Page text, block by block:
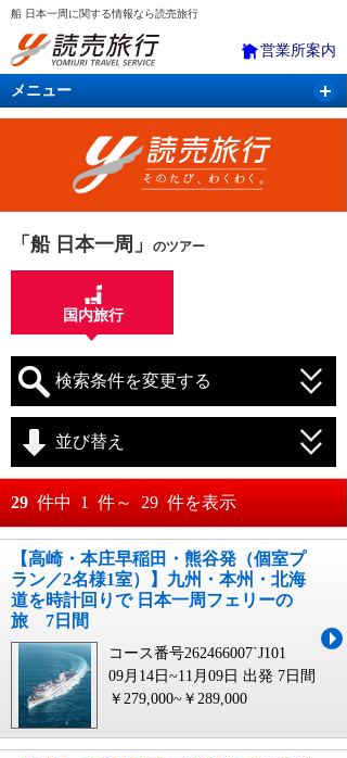
船 日本一周に関する情報なら読売旅行
営業所案内
メニュー
国内旅行 バスツアー 海外旅行
「船 日本一周」 のツアー
国内旅行
検索条件を変更する
月 日～
月 日
並び替え
おすすめ順
料金が安い順
料金が高い順
29 件中 1 件～ 29 件を表示
【高崎・本庄早稲田・熊谷発（個室プ
ラン／2名様1室）】九州・本州・北海
道を時計回りで 日本一周フェリーの
旅 7日間
コース番号262466007`J101
09月14日~11月09日 出発 7日間
￥279,000~￥289,000